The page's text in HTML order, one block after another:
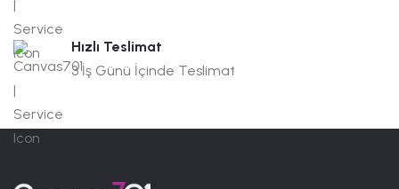
Hızlı Teslimat
3 İş Günü İçinde Teslimat